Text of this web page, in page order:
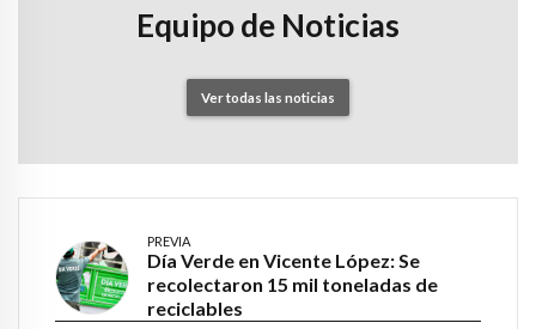
Equipo de Noticias
Ver todas las noticias
PREVIA
Día Verde en Vicente López: Se
recolectaron 15 mil toneladas de
reciclables